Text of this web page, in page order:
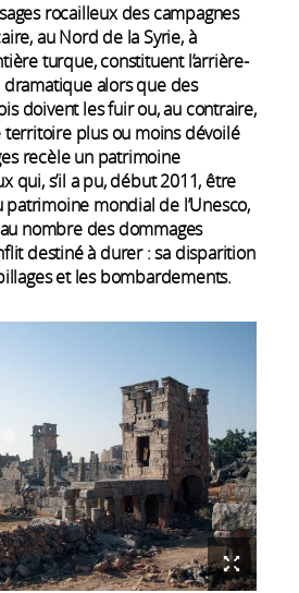
rocailleux des campagnes
au Nord de la Syrie, à
turque, constituent l’arrière-
dramatique alors que des
doivent les fuir ou, au contraire,
territoire plus ou moins dévoilé
recèle un patrimoine
qui, s’il a pu, début 2011, être
mondial de l’Unesco,
nombre des dommages
destiné à durer : sa disparition
et les bombardements.